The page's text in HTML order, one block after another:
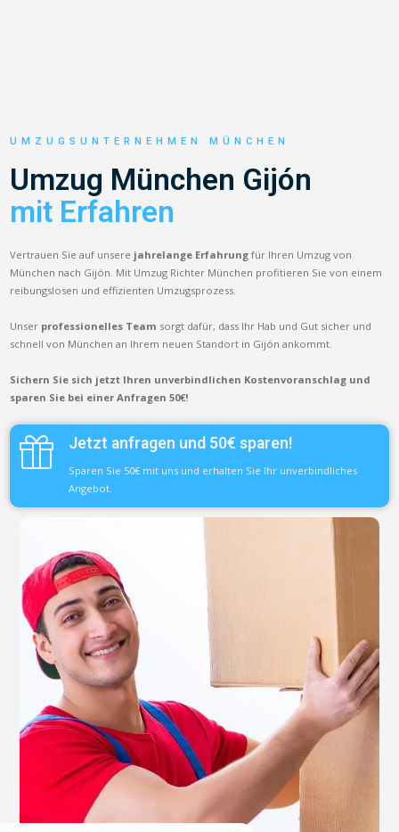
UMZUGSUNTERNEHMEN MÜNCHEN
Umzug München Gijón
mit Erfahren
Vertrauen Sie auf unsere jahrelange Erfahrung für Ihren Umzug von
München nach Gijón. Mit Umzug Richter München profitieren Sie von einem
reibungslosen und effizienten Umzugsprozess.
Unser professionelles Team sorgt dafür, dass Ihr Hab und Gut sicher und
schnell von München an Ihrem neuen Standort in Gijón ankommt.
Sichern Sie sich jetzt Ihren unverbindlichen Kostenvoranschlag und
sparen Sie bei einer Anfragen 50€!
Jetzt anfragen und 50€ sparen!
Sparen Sie 50€ mit uns und erhalten Sie Ihr unverbindliches
Angebot.